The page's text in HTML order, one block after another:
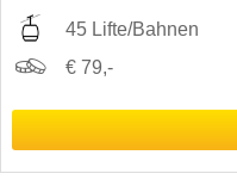
45 Lifte/Bahnen
€ 79,-